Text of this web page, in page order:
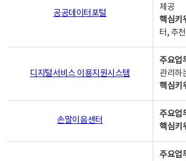
공공데이터포털
제공
핵심키
터, 추
디지털서비스 이용지원시스템
주요업
관리하
핵심키
손말이음센터
주요업
핵심키
주요업